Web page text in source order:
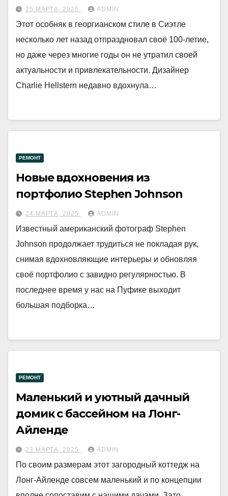
25 МАРТА, 2025 ADMIN
Этот особняк в георгианском стиле в Сиэтле
несколько лет назад отпраздновал своё 100-летие,
но даже через многие годы он не утратил своей
актуальности и привлекательности. Дизайнер
Charlie Hellstern недавно вдохнула…
РЕМОНТ
Новые вдохновения из
портфолио Stephen Johnson
24 МАРТА, 2025 ADMIN
Известный американский фотограф Stephen
Johnson продолжает трудиться не покладая рук,
снимая вдохновляющие интерьеры и обновляя
своё портфолио с завидно регулярностью. В
последнее время у нас на Пуфике выходит
большая подборка…
РЕМОНТ
Маленький и уютный дачный
домик с бассейном на Лонг-
Айленде
23 МАРТА, 2025 ADMIN
По своим размерам этот загородный коттедж на
Лонг-Айленде совсем маленький и по концепции